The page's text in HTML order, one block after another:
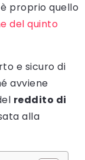
proprio quello
del quinto
e sicuro di
avviene
reddito di
alla